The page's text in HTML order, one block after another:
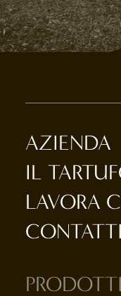
AZIENDA
IL
LAVORA
CONTATTI
PRODOTTI